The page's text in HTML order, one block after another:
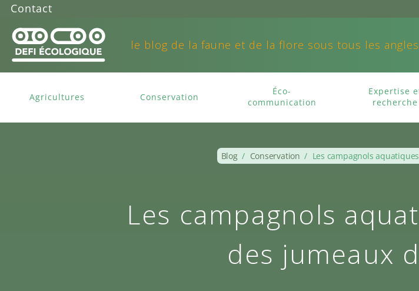
Contact
le blog de la faune et de la flore sous tous les angles
Agricultures Conservation
Éco-
communication
Expertise
recherche
Blog/ Conservation / Les campagnols
Les campagnols
des jumeaux